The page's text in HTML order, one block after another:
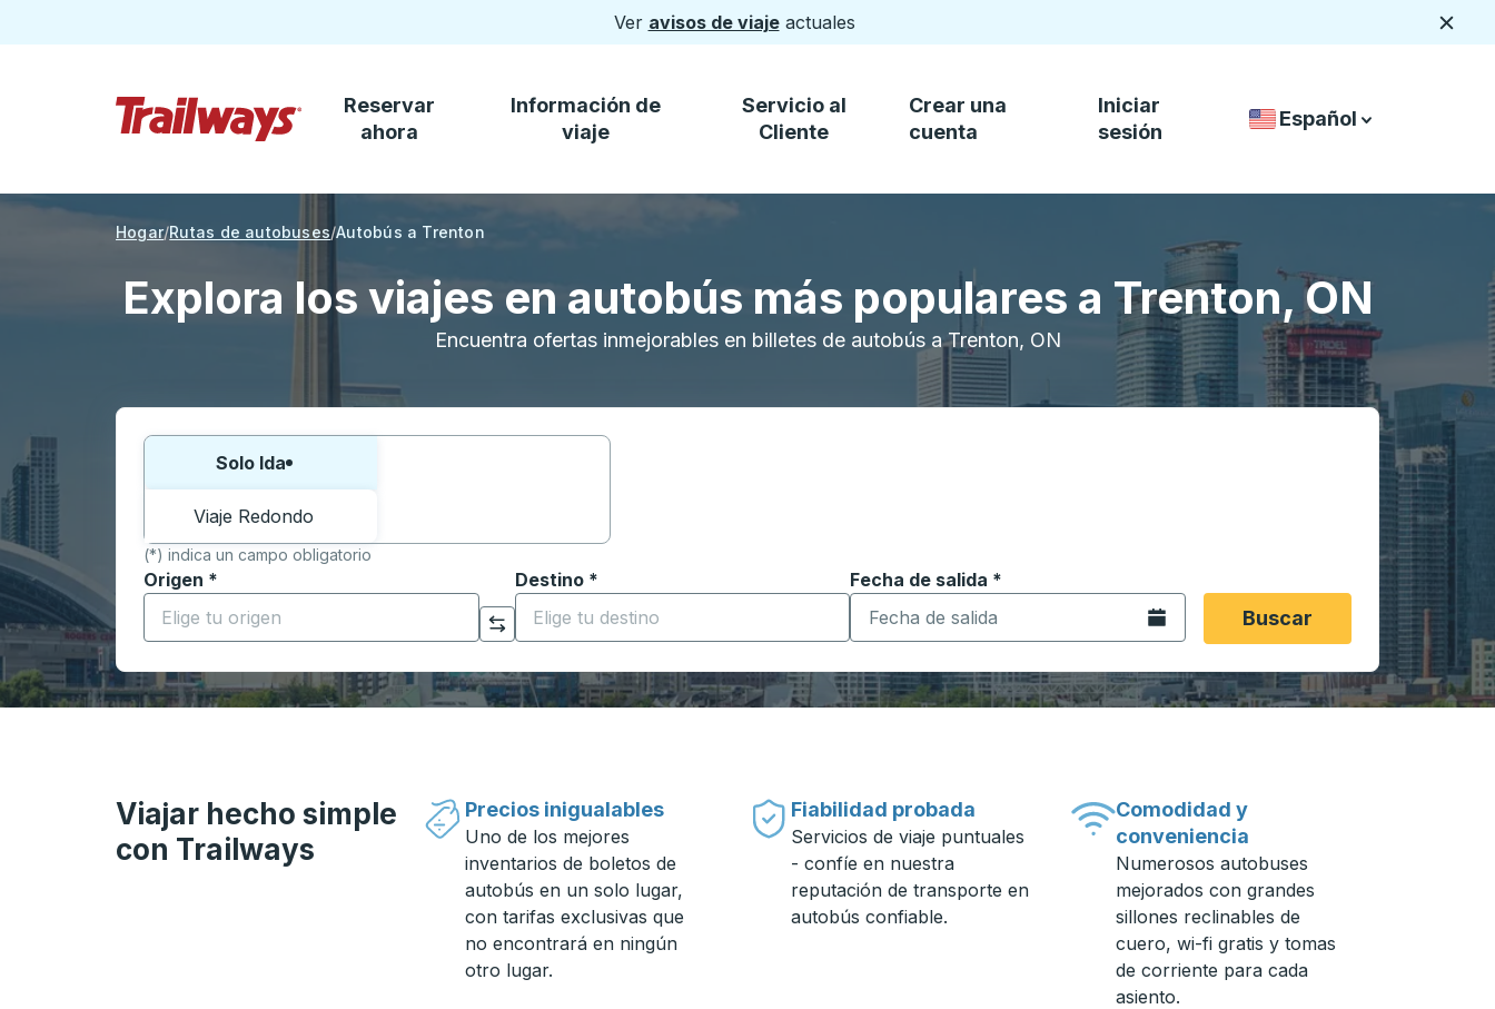
Ver avisos de viajeactuales
Saltar al contenido principal
Reservar
ahora
Información de
viaje
Servicio al
Cliente
Crear una
cuenta
Iniciar
sesión
Selector de idiomas del
Español
down arrow
down arrow
Hogar Rutas de autobuses Autobús a Trenton
Explora los viajes en autobús más populares a Trenton, ON
Encuentra ofertas inmejorables en billetes de autobús a Trenton, ON
Elija una forma o viaje de ida y vuelta:
Solo Ida
Viaje Redondo
(*) indica un campo obligatorio
Origen *
Comience a escribir la ciudad de origen para abrir las opciones de ubicación y luego use las teclas de flecha para navegar hasta la ciudad de origen que
Haga clic para cambiar sus selecciones de origen y destino
Destino *
Comience a escribir la ciudad de destino para abrir las opciones de ubicación y luego use las teclas de flecha
Fecha de salida *
Escriba la fecha en formato de fecha Barra diagonal de mes de 2
Abra el calendario.Buscar
Viajar hecho simple
con Trailways
Precios inigualables
Uno de los mejores
inventarios de boletos de
autobús en un solo lugar,
con tarifas exclusivas que
no encontrará en ningún
otro lugar.
Fiabilidad probada
Servicios de viaje puntuales
- confíe en nuestra
reputación de transporte en
autobús confiable.
Comodidad y
conveniencia
Numerosos autobuses
mejorados con grandes
sillones reclinables de
cuero, wi-fi gratis y tomas
de corriente para cada
asiento.